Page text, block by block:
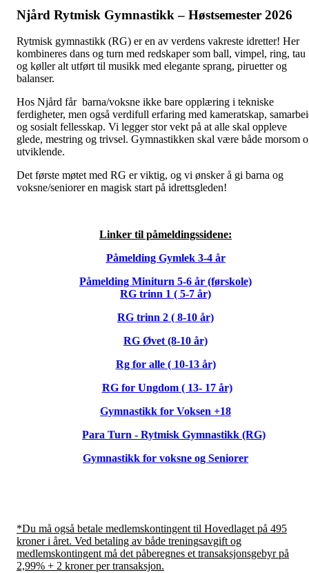
Njård Rytmisk Gymnastikk – Høstsemester 2026
Rytmisk gymnastikk (RG) er en av verdens vakreste idretter! Her
kombineres dans og turn med redskaper som ball, vimpel, ring, tau
og køller alt utført til musikk med elegante sprang, piruetter og
balanser.
Hos Njård får barna/voksne ikke bare opplæring i tekniske
ferdigheter, men også verdifull erfaring med kameratskap,
og sosialt fellesskap. Vi legger stor vekt på at alle skal oppleve
glede, mestring og trivsel. Gymnastikken skal være både morsom
utviklende.
Det første møtet med RG er viktig, og vi ønsker å gi barna og
voksne/seniorer en magisk start på idrettsgleden!
Linker til påmeldingssidene:
Påmelding Gymlek 3-4 år
Påmelding Miniturn 5-6 år (førskole)
RG trinn 1 ( 5-7 år)
RG trinn 2 ( 8-10 år)
RG Øvet (8-10 år)
Rg for alle ( 10-13 år)
RG for Ungdom ( 13- 17 år)
Gymnastikk for Voksen +18
Para Turn - Rytmisk Gymnastikk (RG)
Gymnastikk for voksne og Seniorer
*Du må også betale medlemskontingent til Hovedlaget på 495
kroner i året. Ved betaling av både treningsavgift og
medlemskontingent må det påberegnes et transaksjonsgebyr på
2,99% + 2 kroner per transaksjon.